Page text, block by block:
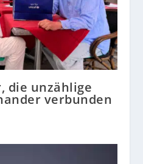
die unzählige
verbunden